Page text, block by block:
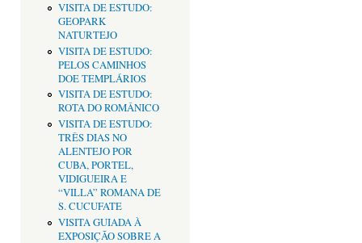
VISITA DE ESTUDO:
GEOPARK
NATURTEJO
VISITA DE ESTUDO:
PELOS CAMINHOS
DOE TEMPLÁRIOS
VISITA DE ESTUDO:
ROTA DO ROMÂNICO
VISITA DE ESTUDO:
TRÊS DIAS NO
ALENTEJO POR
CUBA, PORTEL,
VIDIGUEIRA E
“VILLA” ROMANA DE
S. CUCUFATE
VISITA GUIADA À
EXPOSIÇÃO SOBRE A